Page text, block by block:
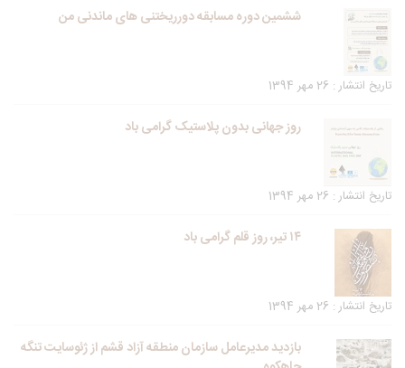
ششمین دوره مسابقه دورریختنی های ماندنی من
تاریخ انتشار : 26 مهر 1394
روز جهانی بدون پلاستیک گرامی باد
تاریخ انتشار : 26 مهر 1394
۱۴ تیر، روز قلم گرامی باد
تاریخ انتشار : 26 مهر 1394
بازدید مدیرعامل سازمان منطقه آزاد قشم از ژئوسایت تنگه